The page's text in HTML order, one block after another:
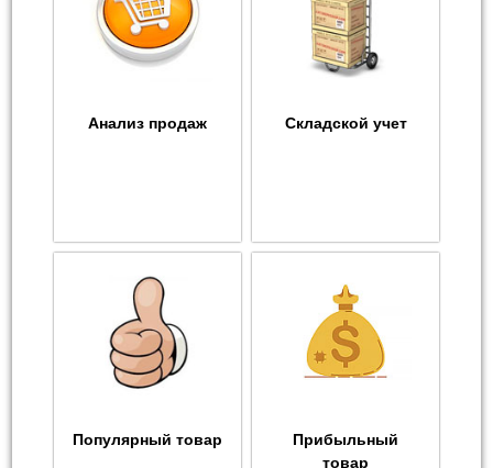
Анализ продаж Складской учет
Популярный товар
Прибыльный
товар